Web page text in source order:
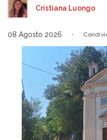
Cristiana Luongo
08 Agosto 2026